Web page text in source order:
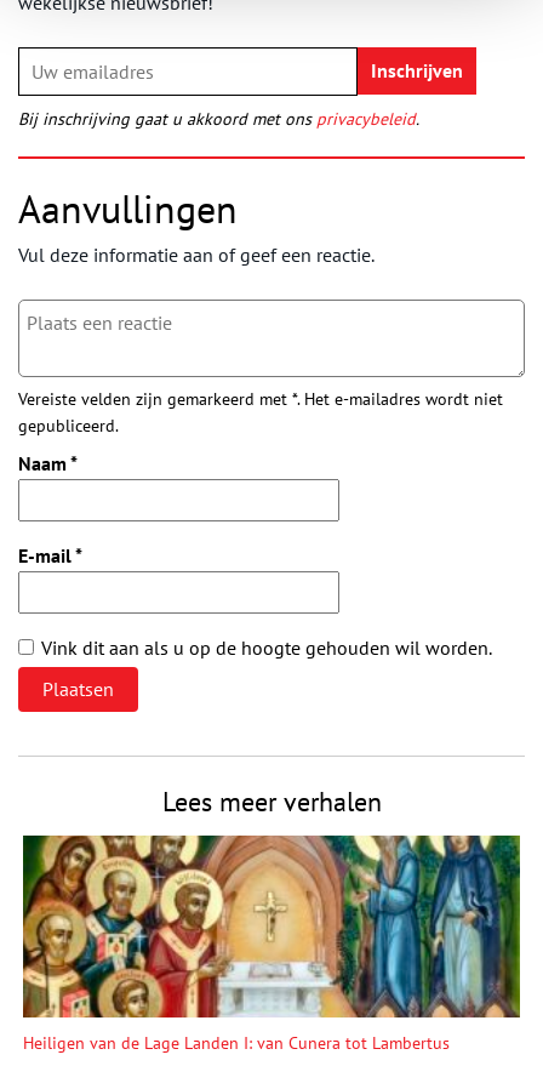
Bij inschrijving gaat u akkoord met ons privacybeleid.
Aanvullingen
Vul deze informatie aan of geef een reactie.
Vereiste velden zijn gemarkeerd met *. Het e-mailadres wordt niet
gepubliceerd.
Naam *
E-mail*
Vink dit aan als u op de hoogte gehouden wil worden.
Lees meer verhalen
Heiligen van de Lage Landen I: van Cunera tot Lambertus